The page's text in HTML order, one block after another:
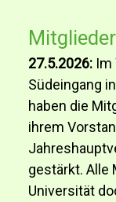
27.5.2026: Im
Südeingang
haben die
ihrem
gestärkt. Alle
Universität